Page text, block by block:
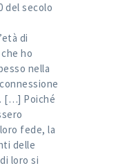
del secolo
di
ho
nella
[…] Poiché
fede, la
delle
loro si